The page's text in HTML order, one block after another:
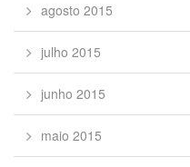
agosto 2015
julho 2015
junho 2015
maio 2015